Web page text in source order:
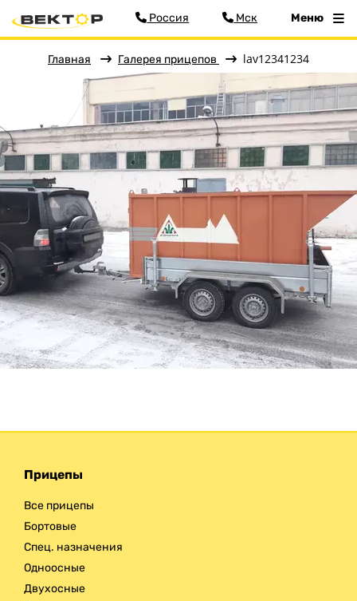
Меню
Главная
Прицепы
Запчасти
Хоз. товары
Дилеры
О заводе
Контакты
Тюнинг прицепов
Получить прицеп
Статьи
Оплата
Россия Мск Меню
Главная Галерея прицепов lav12341234
Прицепы
Все прицепы
Бортовые
Спец. назначения
Одноосные
Двухосные